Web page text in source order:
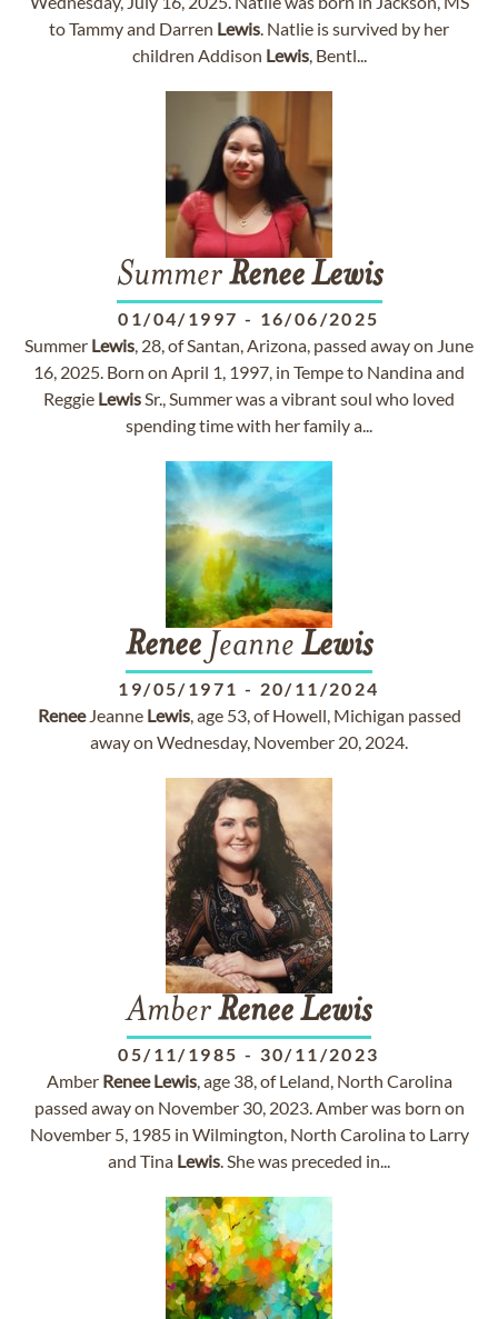
to Tammy and Darren Lewis. Natlie is survived by her
children Addison Lewis, Bentl...
SummerRenee Lewis
01/04/1997 - 16/06/2025
Summer Lewis, 28, of Santan, Arizona, passed away on June
16, 2025. Born on April 1, 1997, in Tempe to Nandina and
Reggie LewisSr., Summer was a vibrant soul who loved
spending time with her family a...
Renee Jeanne Lewis
19/05/1971 - 20/11/2024
ReneeJeanne Lewis, age 53, of Howell, Michigan passed
away on Wednesday, November 20, 2024.
AmberReneeLewis
05/11/1985 - 30/11/2023
Amber Renee Lewis, age 38, of Leland, North Carolina
passed away on November 30, 2023. Amber was born on
November 5, 1985 in Wilmington, North Carolina to Larry
and Tina Lewis. She was preceded in...